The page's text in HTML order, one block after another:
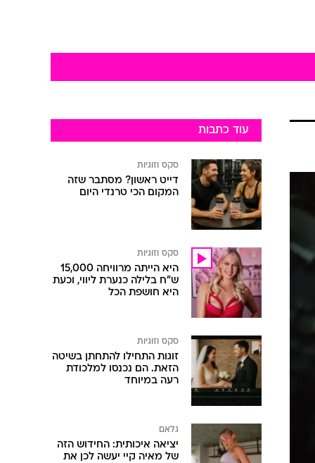
עוד כתבות
סקס וזוגיות
דייט ראשון? מסתבר שזה
המקום הכי טרנדי היום
סקס וזוגיות
היא הייתה מרוויחה 15,000
ש"ח בלילה כנערת ליווי, וכעת
היא חושפת הכל
סקס וזוגיות
זוגות התחילו להתחתן בשיטה
הזאת. הם נכנסו למלכודת
רעה במיוחד
גלאם
יציאה איכותית: החידוש הזה
של מאיה קיי יעשה לכן את